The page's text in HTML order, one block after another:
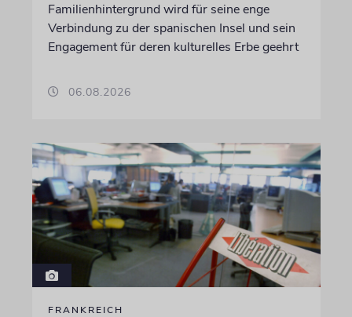
Familienhintergrund wird für seine enge
Verbindung zu der spanischen Insel und sein
Engagement für deren kulturelles Erbe geehrt
06.08.2026
FRANKREICH